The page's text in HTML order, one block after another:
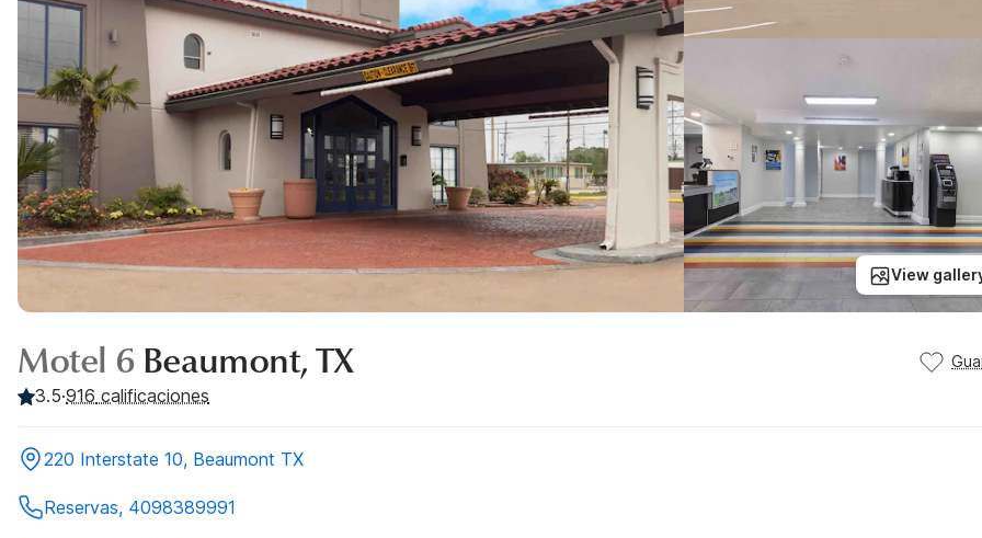
View
Motel 6 Beaumont, TX
3.5·916 calificaciones
220 Interstate 10, Beaumont TX
Reservas, 4098389991